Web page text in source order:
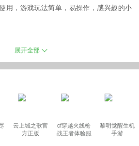
用，游戏玩法简单，易操作，感兴趣的小
是消灭关卡中所有的敌人，在游戏中玩家
单易上手，勇于挑战，争夺第一，打造极
斗的时候你可以充分利用关卡中的障碍物
的攻击哦！
展开全部
云上城之歌官
方正版
cf穿越火线枪
战王者体验服
黎明觉醒生机
手游